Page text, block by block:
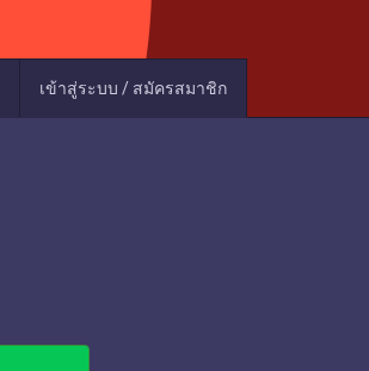
เข้าสู่ระบบ / สมัครสมาชิก